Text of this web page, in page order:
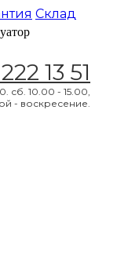
Склад
13 51
сб. 10.00 - 15.00,
- воскресение.